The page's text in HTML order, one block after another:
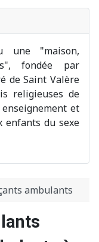
une "maison,
fondée par
de Saint Valère
religieuses de
et
enfants du sexe
ambulants